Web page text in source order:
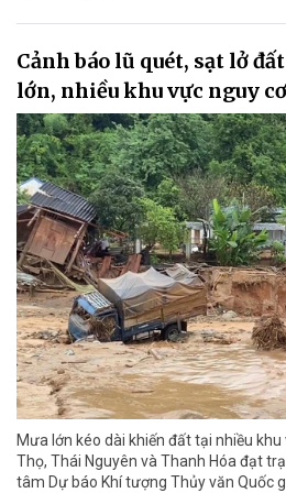
Cảnh báo lũ quét, sạt lở
lớn, nhiều khu vực nguy
Mưa lớn kéo dài khiến đất tại nhiều khu
Thọ, Thái Nguyên và Thanh Hóa đạt
tâm Dự báo Khí tượng Thủy văn Quốc